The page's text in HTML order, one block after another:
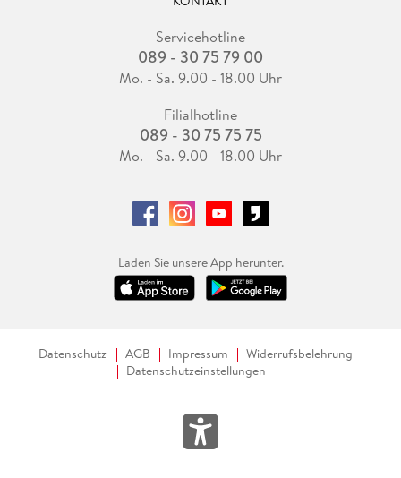
Servicehotline
089 - 30 75 79 00
Mo. - Sa. 9.00 - 18.00 Uhr
Filialhotline
089 - 30 75 75 75
Mo. - Sa. 9.00 - 18.00 Uhr
Laden Sie unsere App herunter.
Datenschutz AGB Impressum
Widerrufsbelehrung
Datenschutzeinstellungen